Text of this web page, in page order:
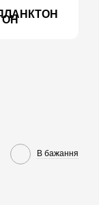
В бажання